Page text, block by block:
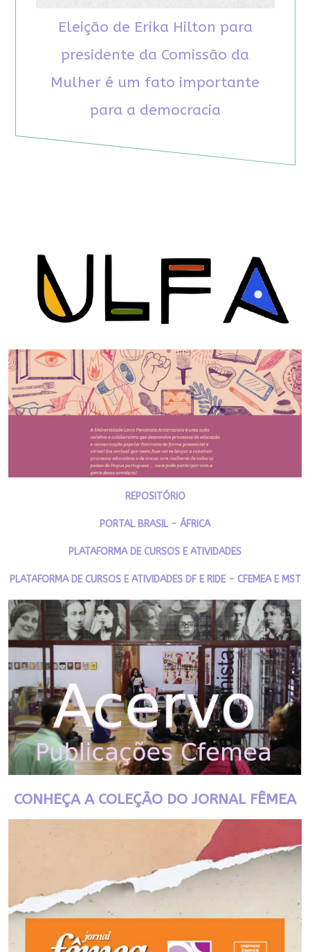
Eleição de Erika Hilton para
presidente da Comissão da
Mulher é um fato importante
para a democracia
REPOSITÓRIO
PORTAL BRASIL - ÁFRICA
PLATAFORMA DE CURSOS E ATIVIDADES
PLATAFORMA DE CURSOS E ATIVIDADES DF E RIDE - CFEMEA E MST
CONHEÇA A COLEÇÃO DO JORNAL FÊMEA